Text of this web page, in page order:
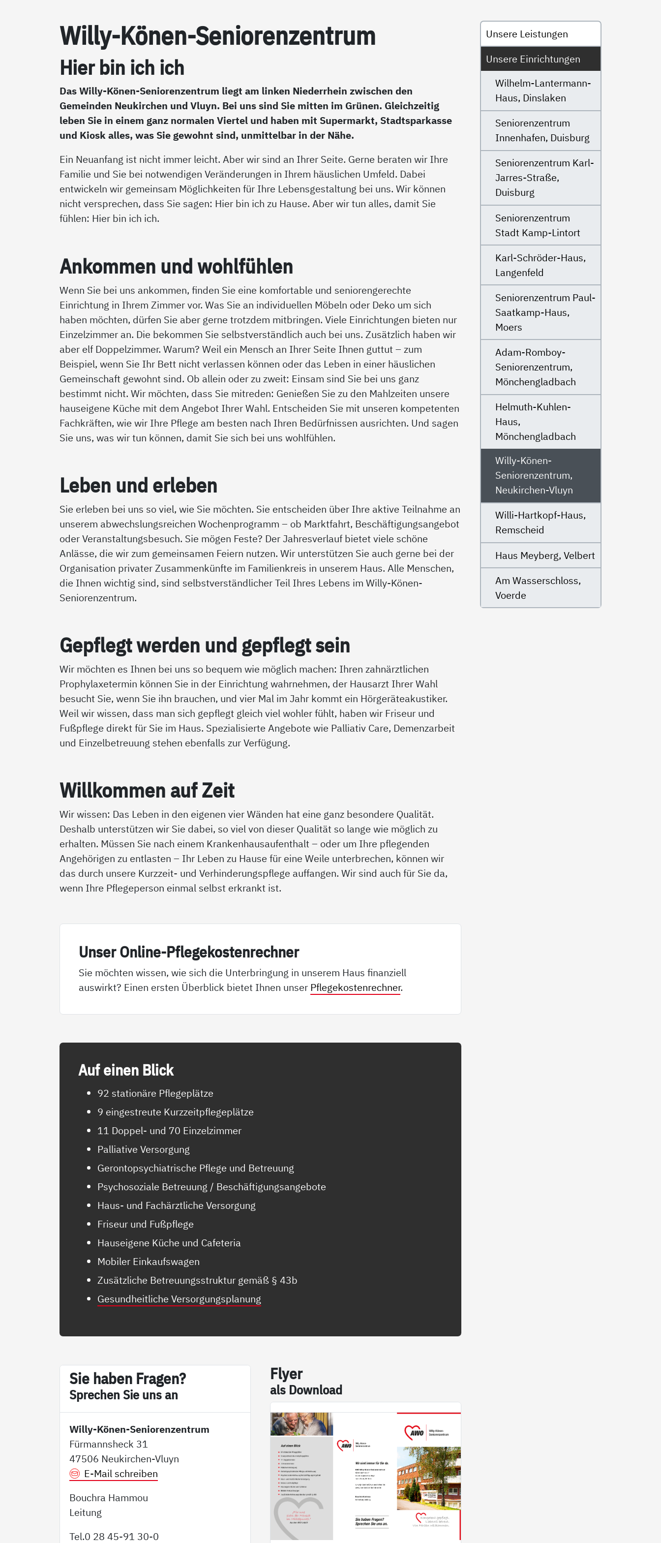
Wil­ly-Kö­nen-Se­nio­ren­zen­trum
Hier bin ich ich
Das Willy-Könen-Seniorenzentrum liegt am linken Niederrhein zwischen den
Gemeinden Neukirchen und Vluyn. Bei uns sind Sie mitten im Grünen. Gleichzeitig
leben Sie in einem ganz normalen Viertel und haben mit Supermarkt, Stadtsparkasse
und Kiosk alles, was Sie gewohnt sind, unmittelbar in der Nähe.
Ein Neuanfang ist nicht immer leicht. Aber wir sind an Ihrer Seite. Gerne beraten wir Ihre
Familie und Sie bei notwendigen Veränderungen in Ihrem häuslichen Umfeld. Dabei
entwickeln wir gemeinsam Möglichkeiten für Ihre Lebensgestaltung bei uns. Wir können
nicht versprechen, dass Sie sagen: Hier bin ich zu Hause. Aber wir tun alles, damit Sie
fühlen: Hier bin ich ich.
An­kom­men und wohl­füh­len
Wenn Sie bei uns ankommen, finden Sie eine komfortable und seniorengerechte
Einrichtung in Ihrem Zimmer vor. Was Sie an individuellen Möbeln oder Deko um sich
haben möchten, dürfen Sie aber gerne trotzdem mitbringen. Viele Einrichtungen bieten nur
Einzelzimmer an. Die bekommen Sie selbstverständlich auch bei uns. Zusätzlich haben wir
aber elf Doppelzimmer. Warum? Weil ein Mensch an Ihrer Seite Ihnen guttut – zum
Beispiel, wenn Sie Ihr Bett nicht verlassen können oder das Leben in einer häuslichen
Gemeinschaft gewohnt sind. Ob allein oder zu zweit: Einsam sind Sie bei uns ganz
bestimmt nicht. Wir möchten, dass Sie mitreden: Genießen Sie zu den Mahlzeiten unsere
hauseigene Küche mit dem Angebot Ihrer Wahl. Entscheiden Sie mit unseren kompetenten
Fachkräften, wie wir Ihre Pflege am besten nach Ihren Bedürfnissen ausrichten. Und sagen
Sie uns, was wir tun können, damit Sie sich bei uns wohlfühlen.
Le­ben und er­le­ben
Sie erleben bei uns so viel, wie Sie möchten. Sie entscheiden über Ihre aktive Teilnahme an
unserem abwechslungsreichen Wochenprogramm – ob Marktfahrt, Beschäftigungsangebot
oder Veranstaltungsbesuch. Sie mögen Feste? Der Jahresverlauf bietet viele schöne
Anlässe, die wir zum gemeinsamen Feiern nutzen. Wir unterstützen Sie auch gerne bei der
Organisation privater Zusammenkünfte im Familienkreis in unserem Haus. Alle Menschen,
die Ihnen wichtig sind, sind selbstverständlicher Teil Ihres Lebens im Willy-Könen-
Seniorenzentrum.
Gepf­legt wer­den und gepf­legt sein
Wir möchten es Ihnen bei uns so bequem wie möglich machen: Ihren zahnärztlichen
Prophylaxetermin können Sie in der Einrichtung wahrnehmen, der Hausarzt Ihrer Wahl
besucht Sie, wenn Sie ihn brauchen, und vier Mal im Jahr kommt ein Hörgeräteakustiker.
Weil wir wissen, dass man sich gepflegt gleich viel wohler fühlt, haben wir Friseur und
Fußpflege direkt für Sie im Haus. Spezialisierte Angebote wie Palliativ Care, Demenzarbeit
und Einzelbetreuung stehen ebenfalls zur Verfügung.
Will­kom­men auf Zeit
Wir wissen: Das Leben in den eigenen vier Wänden hat eine ganz besondere Qualität.
Deshalb unterstützen wir Sie dabei, so viel von dieser Qualität so lange wie möglich zu
erhalten. Müssen Sie nach einem Krankenhausaufenthalt – oder um Ihre pflegenden
Angehörigen zu entlasten – Ihr Leben zu Hause für eine Weile unterbrechen, können wir
das durch unsere Kurzzeit- und Verhinderungspflege auffangen. Wir sind auch für Sie da,
wenn Ihre Pflegeperson einmal selbst erkrankt ist.
Un­ser On­li­ne-Pf­le­ge­kos­ten­rech­ner
Sie möchten wissen, wie sich die Unterbringung in unserem Haus finanziell
auswirkt? Einen ersten Überblick bietet Ihnen unser Pflegekostenrechner.
Auf ei­nen Blick
92 stationäre Pflegeplätze
9 eingestreute Kurzzeitpflegeplätze
11 Doppel- und 70 Einzelzimmer
Palliative Versorgung
Gerontopsychiatrische Pflege und Betreuung
Psychosoziale Betreuung / Beschäftigungsangebote
Haus- und Fachärztliche Versorgung
Friseur und Fußpflege
Hauseigene Küche und Cafeteria
Mobiler Einkaufswagen
Zusätzliche Betreuungsstruktur gemäß § 43b
Gesundheitliche Versorgungsplanung
Sie ha­ben Fra­gen?
Sp­re­chen Sie uns an
Willy-Könen-Seniorenzentrum
Fürmannsheck 31
47506 Neukirchen-Vluyn
E-Mail schreiben
Bouchra Hammou
Leitung
Tel.0 28 45-91 30-0
Fly­er
als Down­load
Untermenü
Unsere Leistungen
Unsere Einrichtungen
Wilhelm-Lantermann-
Haus, Dinslaken
Seniorenzentrum
Innenhafen, Duisburg
Seniorenzentrum Karl-
Jarres-Straße,
Duisburg
Seniorenzentrum
Stadt Kamp-Lintort
Karl-Schröder-Haus,
Langenfeld
Seniorenzentrum Paul-
Saatkamp-Haus,
Moers
Adam-Romboy-
Seniorenzentrum,
Mönchengladbach
Helmuth-Kuhlen-
Haus,
Mönchengladbach
Willy-Könen-
Seniorenzentrum,
Neukirchen-Vluyn
Willi-Hartkopf-Haus,
Remscheid
Haus Meyberg, Velbert
Am Wasserschloss,
Voerde